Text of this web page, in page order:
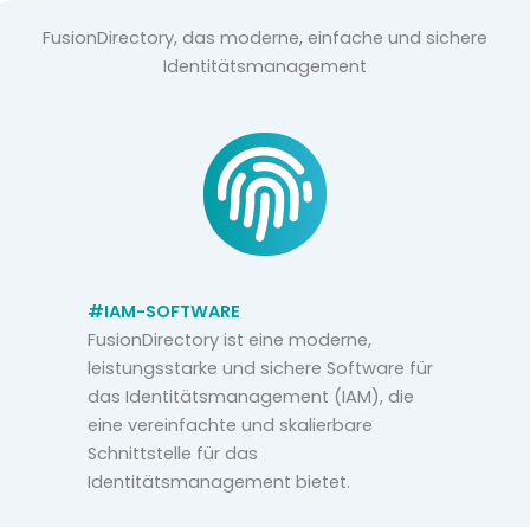
FusionDirectory, das moderne, einfache und sichere
Identitätsmanagement
#IAM-SOFTWARE
FusionDirectory ist eine moderne,
leistungsstarke und sichere Software für
das Identitätsmanagement (IAM), die
eine vereinfachte und skalierbare
Schnittstelle für das
Identitätsmanagement bietet.